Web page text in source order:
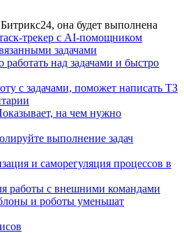
она будет выполнена
трекер с AI-помощником
задачами
работать над задачами и быстро
с задачами, поможет написать ТЗ
на чем нужно
выполнение задач
и саморегуляция процессов в
работы с внешними командами
и роботы уменьшат